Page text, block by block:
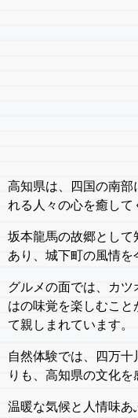
高知県は、四国の南
れる人々の心を癒して
坂本龍馬の故郷とし
あり、城下町の風情を
グルメの面では、カ
はの味覚を楽しむこ
て親しまれています。
自然体験では、四万
りも、高知県の文化を
温暖な気候と人情味